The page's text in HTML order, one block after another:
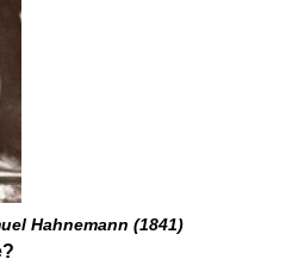
Hahnemann (1841)